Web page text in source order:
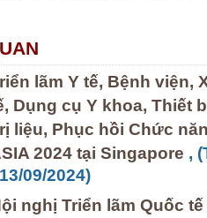
lãm Y tế, Bệnh viện,
Dụng cụ Y khoa, Thiết
liệu, Phục hồi Chức
2024 tại Singapore ,
09/2024)
nghị Triển lãm Quốc